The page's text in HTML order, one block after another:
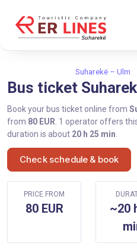
Suharekë – Ulm
Bus ticket
Book your bus ticket online from
from 80 EUR . 1 operator offers
duration is about 20 h 25 min
Check schedule & book
PRICE FROM
80 EUR
~20